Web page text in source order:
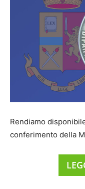
Rendiamo
conferimento della